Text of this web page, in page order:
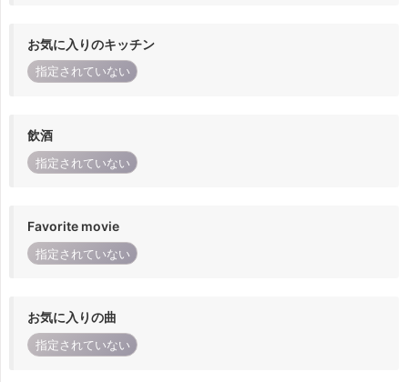
お気に入りのキッチン
指定されていない
飲酒
指定されていない
Favorite movie
指定されていない
お気に入りの曲
指定されていない